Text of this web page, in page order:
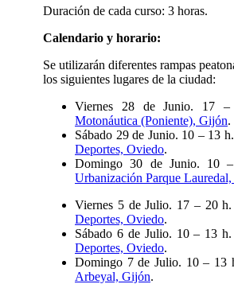
Duración de cada curso: 3 horas.
Calendario y horario:
Se utilizarán diferentes rampas
los siguientes lugares de la ciudad:
Viernes 28 de Junio. 17
Motonáutica (Poniente), Gijón.
Sábado 29 de Junio. 10 – 13
Deportes, Oviedo.
Domingo 30 de Junio. 10
Urbanización Parque
Viernes 5 de Julio. 17 – 20
Deportes, Oviedo.
Sábado 6 de Julio. 10 – 13
Deportes, Oviedo.
Domingo 7 de Julio. 10 – 13
Arbeyal, Gijón.